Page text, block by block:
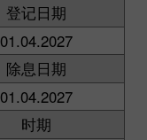
登记日期
01.04.2027
除息日期
01.04.2027
时期